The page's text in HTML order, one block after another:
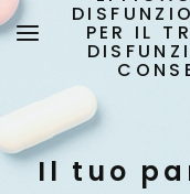
PER IL
Il tuo